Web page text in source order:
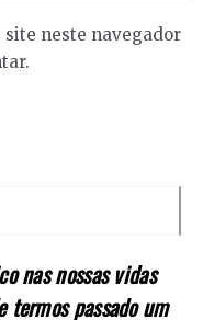
site neste navegador
nas nossas vidas
termos passado um